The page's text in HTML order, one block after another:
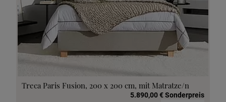
Treca Paris Fusion, 200 x 200 cm, mit Matratze/n
5.890,00 € Sonderpreis